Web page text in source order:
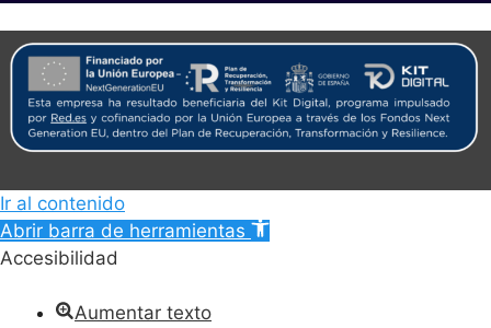
Ir al contenido
Abrir barra de herramientas
Accesibilidad
Aumentar texto